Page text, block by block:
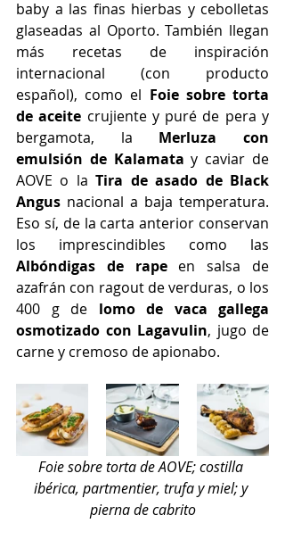
baby a las finas hierbas y cebolletas
glaseadas al Oporto. También llegan
más recetas de inspiración
internacional (con producto
español), como el Foie sobre torta
de aceite crujiente y puré de pera y
bergamota, la Merluza con
emulsión de Kalamata y caviar de
AOVE o la Tira de asado de Black
Angus nacional a baja temperatura.
Eso sí, de la carta anterior conservan
Albóndigas de rape en salsa de
azafrán con ragout de verduras, o los
400 g de lomo de vaca gallega
osmotizado con Lagavulin, jugo de
carne y cremoso de apionabo.
Foie sobre torta de AOVE; costilla
ibérica, partmentier, trufa y miel; y
pierna de cabrito